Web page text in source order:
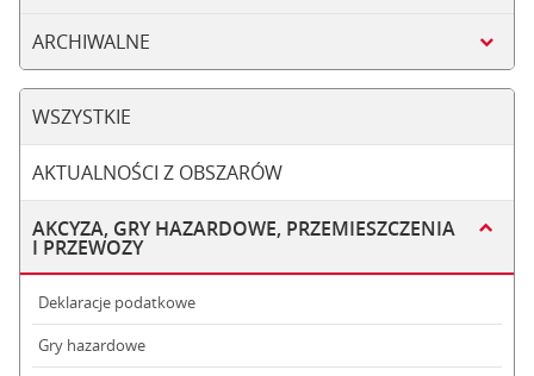
ARCHIWALNE
WSZYSTKIE
AKTUALNOŚCI Z OBSZARÓW
AKCYZA, GRY HAZARDOWE, PRZEMIESZCZENIA
I PRZEWOZY
Deklaracje podatkowe
Gry hazardowe